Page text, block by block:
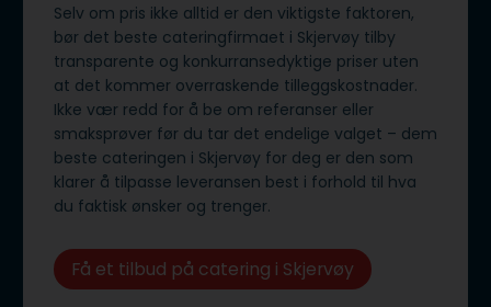
Selv om pris ikke alltid er den viktigste faktoren,
bør det beste cateringfirmaet i Skjervøy tilby
transparente og konkurransedyktige priser uten
at det kommer overraskende tilleggskostnader.
Ikke vær redd for å be om referanser eller
smaksprøver før du tar det endelige valget – dem
beste cateringen i Skjervøy for deg er den som
klarer å tilpasse leveransen best i forhold til hva
du faktisk ønsker og trenger.
Få et tilbud på catering i Skjervøy